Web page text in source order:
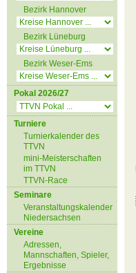
Bezirk Hannover
Bezirk Lüneburg
Bezirk Weser-Ems
Pokal 2026/27
Turniere
Turnierkalender des
TTVN
mini-Meisterschaften
im TTVN
TTVN-Race
Seminare
Veranstaltungskalender
Niedersachsen
Vereine
Adressen,
Mannschaften, Spieler,
Ergebnisse